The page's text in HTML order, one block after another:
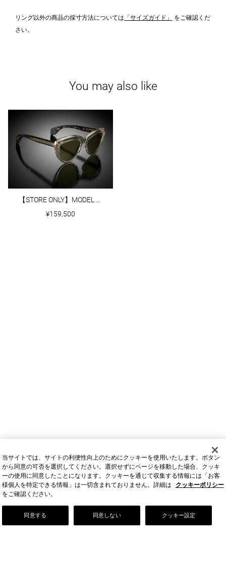
リング以外の商品の採寸方法については 「サイズガイド」
をご確認くだ
さい。
You may also like
¥159,500
Our Story
当サイトでは、サイトの利便性向上のためにクッキーを使用いたします。ボタン
から同意の可否を選択してください。選択せずにページを移動した場合、クッキ
ーの使用に同意したことになります。クッキーを通じて収集する情報には「お客
様個人を特定できる情報」は一切含まれておりません。詳細は
クッキーポリシー
をご確認ください。
クッキー設定
同意しない
同意する